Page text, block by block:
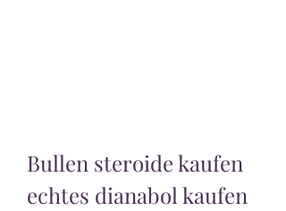
Bullen steroide kaufen
echtes dianabol kaufen